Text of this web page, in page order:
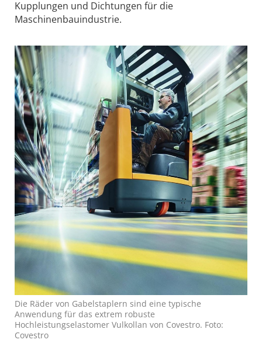
Kupplungen und Dichtungen für die
Maschinenbauindustrie.
Die Räder von Gabelstaplern sind eine typische
Anwendung für das extrem robuste
Hochleistungselastomer Vulkollan von Covestro. Foto:
Covestro